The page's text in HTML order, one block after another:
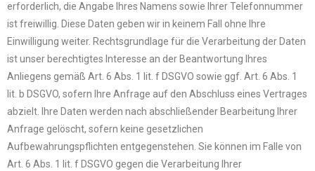
erforderlich, die Angabe Ihres Namens sowie Ihrer Telefonnummer
ist freiwillig. Diese Daten geben wir in keinem Fall ohne Ihre
Einwilligung weiter. Rechtsgrundlage für die Verarbeitung der Daten
ist unser berechtigtes Interesse an der Beantwortung Ihres
Anliegens gemäß Art. 6 Abs. 1 lit. f DSGVO sowie ggf. Art. 6 Abs. 1
lit. b DSGVO, sofern Ihre Anfrage auf den Abschluss eines Vertrages
abzielt. Ihre Daten werden nach abschließender Bearbeitung Ihrer
Anfrage gelöscht, sofern keine gesetzlichen
Aufbewahrungspflichten entgegenstehen. Sie können im Falle von
Art. 6 Abs. 1 lit. f DSGVO gegen die Verarbeitung Ihrer